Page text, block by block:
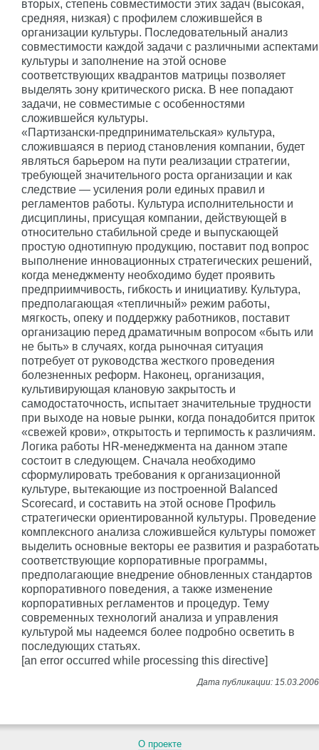
вторых, степень совместимости этих задач (высокая,
средняя, низкая) с профилем сложившейся в
организации культуры. Последовательный анализ
совместимости каждой задачи с различными аспектами
культуры и заполнение на этой основе
соответствующих квадрантов матрицы позволяет
выделять зону критического риска. В нее попадают
задачи, не совместимые с особенностями
сложившейся культуры.
«Партизански-предпринимательская» культура,
сложившаяся в период становления компании, будет
являться барьером на пути реализации стратегии,
требующей значительного роста организации и как
следствие — усиления роли единых правил и
регламентов работы. Культура исполнительности и
дисциплины, присущая компании, действующей в
относительно стабильной среде и выпускающей
простую однотипную продукцию, поставит под вопрос
выполнение инновационных стратегических решений,
когда менеджменту необходимо будет проявить
предприимчивость, гибкость и инициативу. Культура,
предполагающая «тепличный» режим работы,
мягкость, опеку и поддержку работников, поставит
организацию перед драматичным вопросом «быть или
не быть» в случаях, когда рыночная ситуация
потребует от руководства жесткого проведения
болезненных реформ. Наконец, организация,
культивирующая клановую закрытость и
самодостаточность, испытает значительные трудности
при выходе на новые рынки, когда понадобится приток
«свежей крови», открытость и терпимость к различиям.
Логика работы HR-менеджмента на данном этапе
состоит в следующем. Сначала необходимо
сформулировать требования к организационной
культуре, вытекающие из построенной Balanced
Scorecard, и составить на этой основе Профиль
стратегически ориентированной культуры. Проведение
комплексного анализа сложившейся культуры поможет
выделить основные векторы ее развития и разработать
соответствующие корпоративные программы,
предполагающие внедрение обновленных стандартов
корпоративного поведения, а также изменение
корпоративных регламентов и процедур. Тему
современных технологий анализа и управления
культурой мы надеемся более подробно осветить в
последующих статьях.
[an error occurred while processing this directive]
О проекте